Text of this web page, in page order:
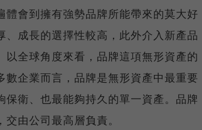
會到擁有強勢品牌所能帶來的莫大好
成長的選擇性較高，此外介入新產品
全球角度來看，品牌這項無形資產的
企業而言，品牌是無形資產中最重要
衛、也最能夠持久的單一資產。品牌
由公司最高層負責。